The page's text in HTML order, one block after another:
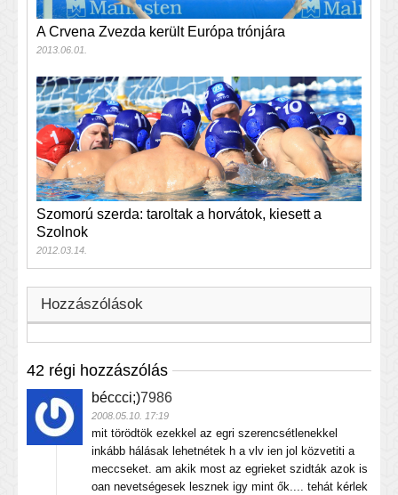
A Crvena Zvezda került Európa trónjára
2013.06.01.
Szomorú szerda: taroltak a horvátok, kiesett a
Szolnok
2012.03.14.
Hozzászólások
42 régi hozzászólás
béccci;)7986
2008.05.10. 17:19
mit törödtök ezekkel az egri szerencsétlenekkel
inkább hálásak lehetnétek h a vlv ien jol közvetiti a
meccseket. am akik most az egrieket szidták azok is
oan nevetségesek lesznek igy mint ők.... tehát kérlek